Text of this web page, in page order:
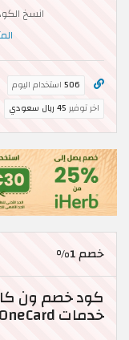
انسخ
506 استخدام اليوم
اخر توفير 45 ريال سعودي
خصم 1%
خدمات OneCard